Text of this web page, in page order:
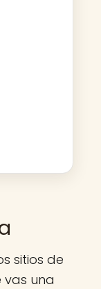
sitios de
vas una